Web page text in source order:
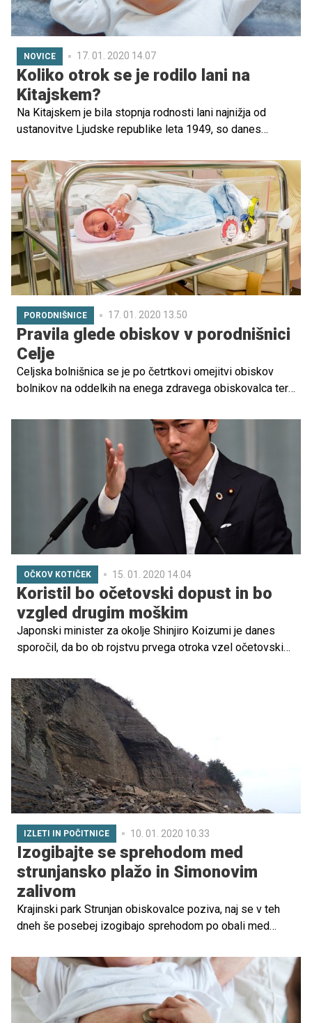
NOVICE 17. 01. 2020 14.07
Koliko otrok se je rodilo lani na
Kitajskem?
Na Kitajskem je bila stopnja rodnosti lani najnižja od
ustanovitve Ljudske republike leta 1949, so danes
se je lani rodilo 14,65 milijona otrok, je po poročanju
francoske tiskovne agencije AFP sporočil kitajski
statistični urad.
PORODNIŠNICE 17. 01. 2020 13.50
Pravila glede obiskov v porodnišnici
Celje
Celjska bolnišnica se je po četrtkovi omejitvi obiskov
bolnikov na oddelkih na enega zdravega obiskovalca ter
oddelku za infekcijske bolezni in vročinska stanja, danes
odločila še za dodatni ukrep omejevanja obiskov. Do
preklica tako niso dovoljeni obiski na ginekološko-
porodniškem oddelku.
OČKOV KOTIČEK 15. 01. 2020 14.04
Koristil bo očetovski dopust in bo
vzgled drugim moškim
Japonski minister za okolje Shinjiro Koizumi je danes
sporočil, da bo ob rojstvu prvega otroka vzel očetovski
okolje, v katerem bodo očetje na njegovem ministrstvu
brez oklevanja vzeli dopust ob rojstvu otroka.
IZLETI IN POČITNICE 10. 01. 2020 10.33
Izogibajte se sprehodom med
strunjansko plažo in Simonovim
zalivom
Krajinski park Strunjan obiskovalce poziva, naj se v teh
dneh še posebej izogibajo sprehodom po obali med
ne zadržujejo na območju Rtiča Strunjan in Rta Ronek, so
v četrtek zapisali na spletnih straneh izolske občine. V
zadnjem obdobju se je namreč zgodilo večje število
podorov.